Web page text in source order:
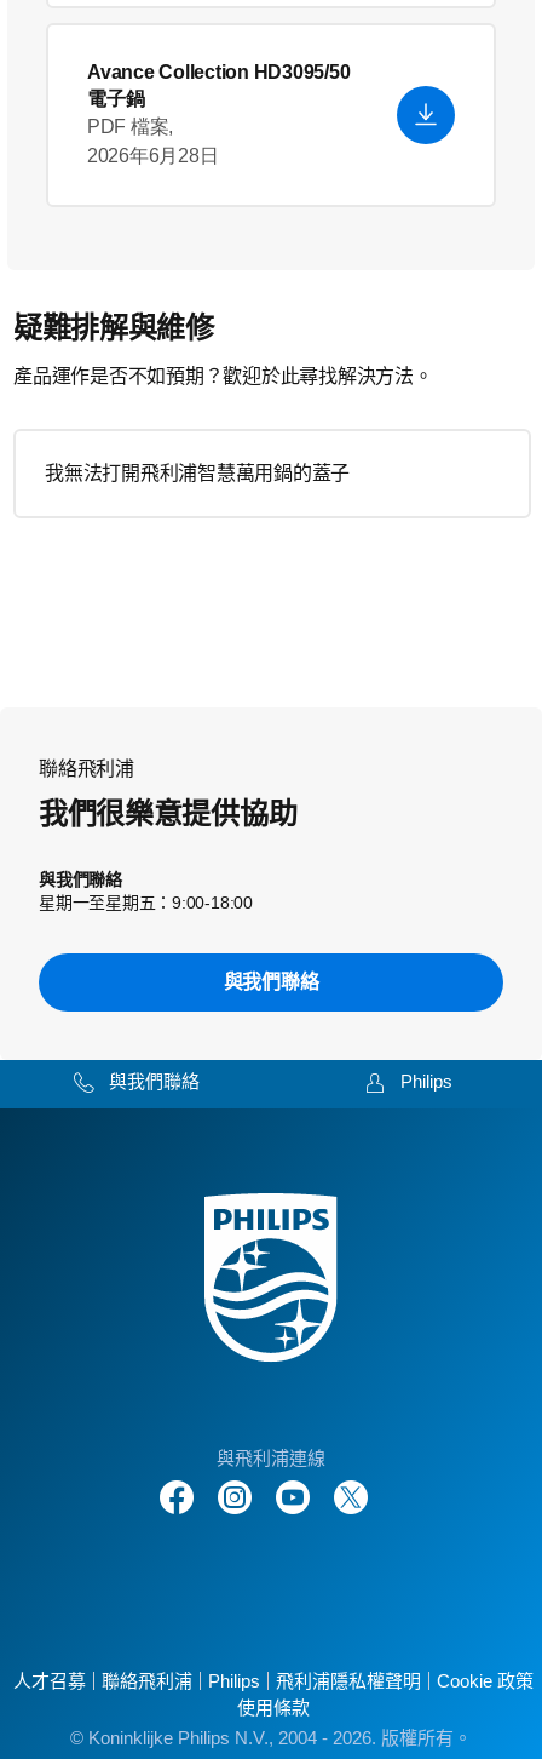
Avance Collection HD3095/50
電子鍋
PDF 檔案,
2026年6月28日
疑難排解與維修
產品運作是否不如預期？歡迎於此尋找解決方法。
我無法打開飛利浦智慧萬用鍋的蓋子
聯絡飛利浦
我們很樂意提供協助
與我們聯絡
星期一至星期五：9:00-18:00
與我們聯絡
與我們聯絡 Philips
與飛利浦連線
人才召募 聯絡飛利浦 Philips 飛利浦隱私權聲明
Cookie 政策
使用條款
© Koninklijke Philips N.V., 2004 - 2026. 版權所有。